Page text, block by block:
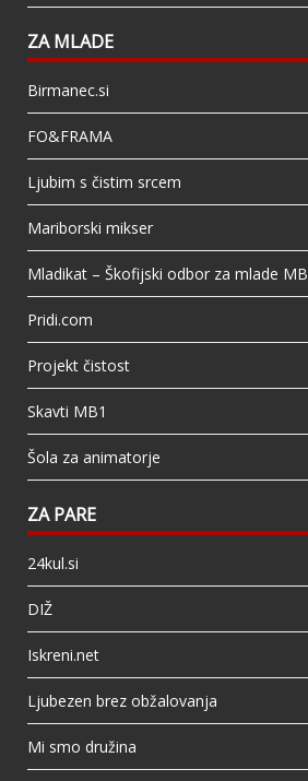
ZA MLADE
Birmanec.si
FO&FRAMA
Ljubim s čistim srcem
Mariborski mikser
Mladikat – Škofijski odbor za mlade MB
Pridi.com
Projekt čistost
Skavti MB1
Šola za animatorje
ZA PARE
24kul.si
DIŽ
Iskreni.net
Ljubezen brez obžalovanja
Mi smo družina